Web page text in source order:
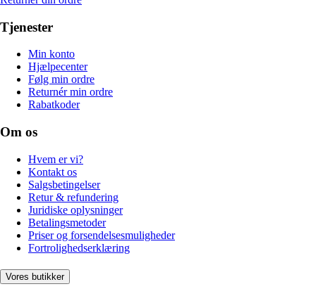
Tjenester
Min konto
Hjælpecenter
Følg min ordre
Returnér min ordre
Rabatkoder
Om os
Hvem er vi?
Kontakt os
Salgsbetingelser
Retur & refundering
Juridiske oplysninger
Betalingsmetoder
Priser og forsendelsesmuligheder
Fortrolighedserklæring
Vores butikker